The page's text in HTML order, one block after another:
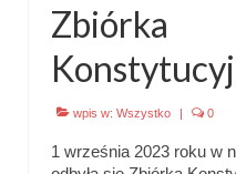
Zbiórka
wpis w: Wszystko | 0
1 września 2023 roku w